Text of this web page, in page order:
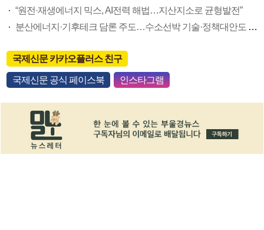
“원전·재생에너지 믹스, AI전력 해법…지산지소로 균형발전”
분산에너지·기후테크 담론 주도…수소선박 기술·정책대안도 제시
국제신문 카카오플러스 친구
국제신문 공식 페이스북 인스타그램